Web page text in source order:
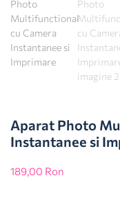
Aparat Photo
Instantanee si
189,00 Ron